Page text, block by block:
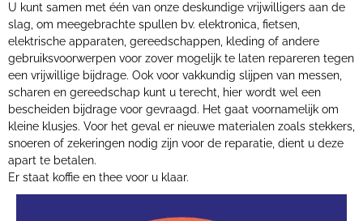
U kunt samen met één van onze deskundige vrijwilligers aan de
slag, om meegebrachte spullen bv. elektronica, fietsen,
elektrische apparaten, gereedschappen, kleding of andere
gebruiksvoorwerpen voor zover mogelijk te laten repareren tegen
een vrijwillige bijdrage. Ook voor vakkundig slijpen van messen,
scharen en gereedschap kunt u terecht, hier wordt wel een
bescheiden bijdrage voor gevraagd. Het gaat voornamelijk om
kleine klusjes. Voor het geval er nieuwe materialen zoals stekkers,
snoeren of zekeringen nodig zijn voor de reparatie, dient u deze
apart te betalen.
Er staat koffie en thee voor u klaar.